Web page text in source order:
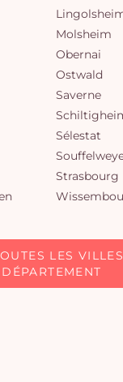
Molsheim
Obernai
Ostwald
Saverne
Sélestat
Strasbourg
LES
DÉPARTEMENT